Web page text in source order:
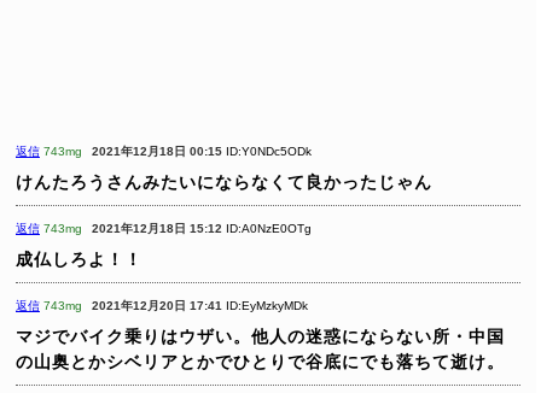
返信 743mg 2021年12月18日 00:15 ID:Y0NDc5ODk
けんたろうさんみたいにならなくて良かったじゃん
返信 743mg 2021年12月18日 15:12 ID:A0NzE0OTg
成仏しろよ！！
返信 743mg 2021年12月20日 17:41 ID:EyMzkyMDk
マジでバイク乗りはウザい。他人の迷惑にならない所・中国
の山奥とかシベリアとかでひとりで谷底にでも落ちて逝け。